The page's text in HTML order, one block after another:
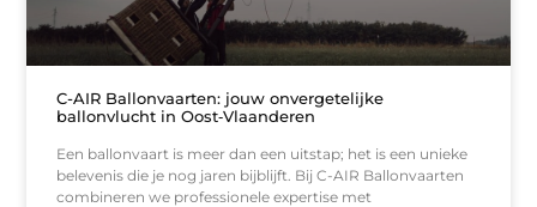
C-AIR Ballonvaarten: jouw onvergetelijke
ballonvlucht in Oost‑Vlaanderen
Een ballonvaart is meer dan een uitstap; het is een unieke
belevenis die je nog jaren bijblijft. Bij C-AIR Ballonvaarten
combineren we professionele expertise met